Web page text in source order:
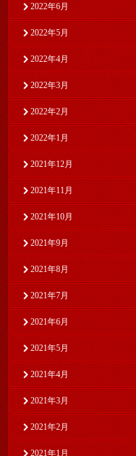
2022年6月
2022年5月
2022年4月
2022年3月
2022年2月
2022年1月
2021年12月
2021年11月
2021年10月
2021年9月
2021年8月
2021年7月
2021年6月
2021年5月
2021年4月
2021年3月
2021年2月
2021年1月